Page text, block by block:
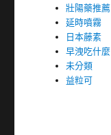
壯陽藥推薦
延時噴霧
日本藤素
早洩吃什麼
未分類
益粒可